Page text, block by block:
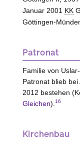
Januar 2001 KK
Göttingen-
Patronat
Familie von
Patronat blieb
2012 bestehen
Gleichen).16
Kirchenbau